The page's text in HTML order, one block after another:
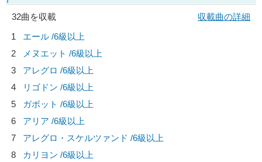
32曲を収載
収載曲の詳細
1
エール /6級以上
2
メヌエット /6級以上
3
アレグロ /6級以上
4
リゴドン /6級以上
5
ガボット /6級以上
6
アリア /6級以上
7
アレグロ・スケルツァンド /6級以上
8
カリヨン /6級以上